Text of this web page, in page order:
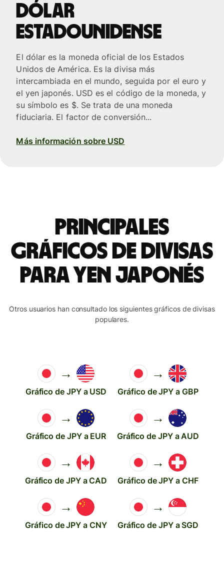
dólar
estadounidense
El dólar es la moneda oficial de los Estados
Unidos de América. Es la divisa más
intercambiada en el mundo, seguida por el euro y
el yen japonés. USD es el código de la moneda, y
su símbolo es $. Se trata de una moneda
fiduciaria. El factor de conversión...
Más información sobre USD
Principales
gráficos de divisas
para yen japonés
Otros usuarios han consultado los siguientes gráficos de divisas
populares.
→
Gráfico de JPY a USD
→
Gráfico de JPY a GBP
→
Gráfico de JPY a EUR
→
Gráfico de JPY a AUD
→
Gráfico de JPY a CAD
→
Gráfico de JPY a CHF
→
Gráfico de JPY a CNY
→
Gráfico de JPY a SGD